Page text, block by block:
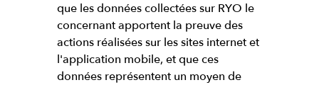
que les données collectées sur RYO le
concernant apportent la preuve des
actions réalisées sur les sites internet et
l'application mobile, et que ces
données représentent un moyen de